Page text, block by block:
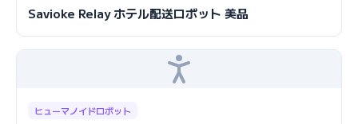
Savioke Relay ホテル配送ロボット 美品
ヒューマノイドロボット